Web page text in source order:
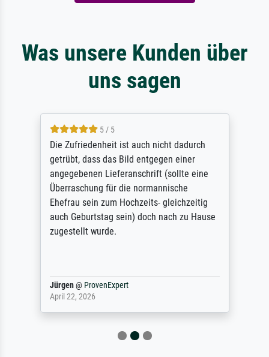
Was unsere Kunden über
uns sagen
5 / 5
Die Zufriedenheit ist auch nicht dadurch
getrübt, dass das Bild entgegen einer
angegebenen Lieferanschrift (sollte eine
Überraschung für die normannische
Ehefrau sein zum Hochzeits- gleichzeitig
auch Geburtstag sein) doch nach zu Hause
zugestellt wurde.
Jürgen@ ProvenExpert
April 22, 2026